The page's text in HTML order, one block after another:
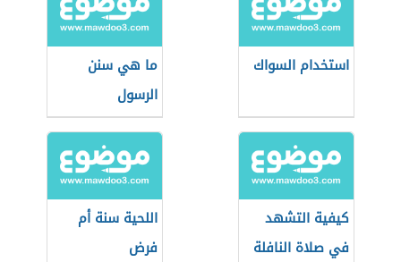
استخدام السواك
ما هي سنن
الرسول
كيفية التشهد
في صلاة النافلة
اللحية سنة أم
فرض